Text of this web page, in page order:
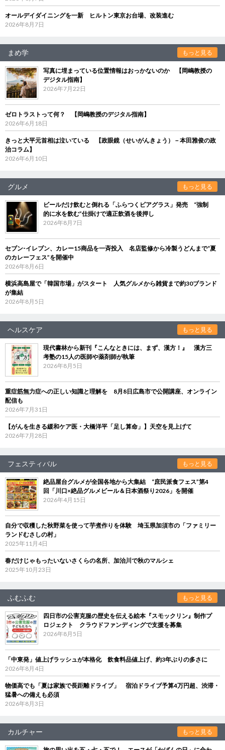
オールデイダイニングを一新 ヒルトン東京お台場、改装進む
2026年8月7日
まめ学 もっと見る
写真に埋まっている位置情報はおっかないのか 【岡嶋教授の
デジタル指南】
2026年7月22日
ゼロトラストって何？ 【岡嶋教授のデジタル指南】
2026年6月18日
きっと大平元首相は泣いている 【政眼鏡（せいがんきょう）－本田雅俊の政
治コラム】
2026年6月10日
グルメ もっと見る
ビールだけ飲むと倒れる「ふらつくビアグラス」発売 “強制
的に水を飲む”仕掛けで適正飲酒を後押し
2026年8月7日
セブン‐イレブン、カレー15商品を一斉投入 名店監修から冷製うどんまで“夏
のカレーフェス”を開催中
2026年8月6日
横浜高島屋で「韓国市場」がスタート 人気グルメから雑貨まで約30ブランド
が集結
2026年8月5日
ヘルスケア もっと見る
現代書林から新刊『こんなときには、まず、漢方！』 漢方三
考塾の15人の医師や薬剤師が執筆
2026年8月5日
重症筋無力症への正しい知識と理解を 8月8日広島市で公開講座、オンライン
配信も
2026年7月31日
【がんを生きる緩和ケア医・大橋洋平「足し算命」】天空を見上げて
2026年7月28日
フェスティバル もっと見る
絶品屋台グルメが全国各地から大集結 “庶民派食フェス”第4
回「川口×絶品グルメビール＆日本酒祭り2026」を開催
2026年4月15日
自分で収穫した秋野菜を使って芋煮作りを体験 埼玉県加須市の「ファミリー
ランドむさしの村」
2025年11月4日
春だけじゃもったいないさくらの名所、加治川で秋のマルシェ
2025年10月23日
ふむふむ もっと見る
四日市の公害克服の歴史を伝える絵本『スモックリン』制作プ
ロジェクト クラウドファンディングで支援を募集
2026年8月5日
「中東発」値上げラッシュが本格化 飲食料品値上げ、約3年ぶりの多さに
2026年8月4日
物価高でも「夏は家族で長距離ドライブ」 宿泊ドライブ予算4万円超、渋滞・
猛暑への備えも必須
2026年8月3日
カルチャー もっと見る